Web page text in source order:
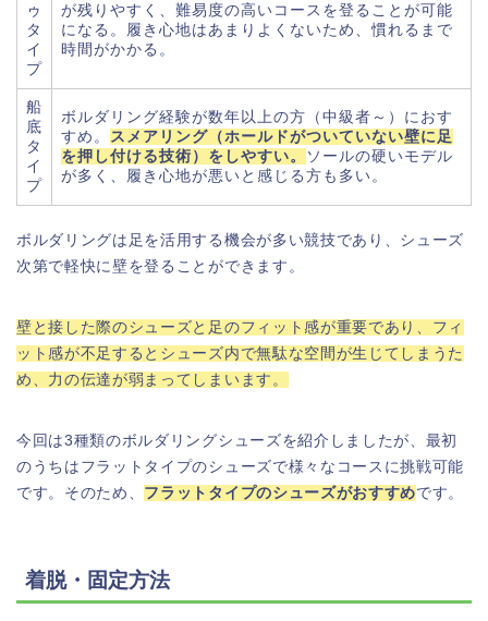
ゥ
タ
イ
プ
が残りやすく、難易度の高いコースを登ることが可能
になる。履き心地はあまりよくないため、慣れるまで
時間がかかる。
船
底
タ
イ
プ
ボルダリング経験が数年以上の方（中級者～）におす
すめ。
スメアリング（ホールドがついていない壁に足
を押し付ける技術）をしやすい。
ソールの硬いモデル
が多く、履き心地が悪いと感じる方も多い。
ボルダリングは足を活用する機会が多い競技であり、シューズ
次第で軽快に壁を登ることができます。
壁と接した際のシューズと足のフィット感が重要であり、フィ
ット感が不足するとシューズ内で無駄な空間が生じてしまうた
め、力の伝達が弱まってしまいます。
今回は3種類のボルダリングシューズを紹介しましたが、最初
のうちはフラットタイプのシューズで様々なコースに挑戦可能
です。そのため、 フラットタイプのシューズがおすすめです。
着脱・固定方法